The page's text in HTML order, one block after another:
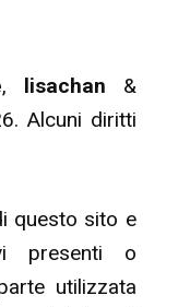
, lisachan &
Alcuni diritti
questo sito e
presenti o
utilizzata